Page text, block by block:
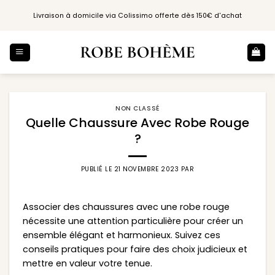
Livraison à domicile via Colissimo offerte dès 150€ d'achat
NON CLASSÉ
Quelle Chaussure Avec Robe Rouge
?
PUBLIÉ LE 21 NOVEMBRE 2023 PAR
Associer des chaussures avec une robe rouge
nécessite une attention particulière pour créer un
ensemble élégant et harmonieux. Suivez ces
conseils pratiques pour faire des choix judicieux et
mettre en valeur votre tenue.